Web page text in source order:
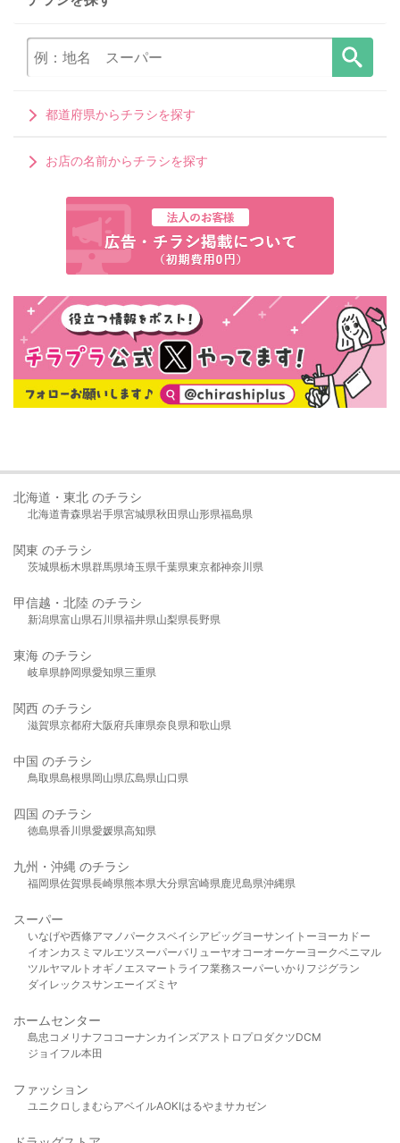
都道府県からチラシを探す
お店の名前からチラシを探す
北海道・東北 のチラシ
北海道青森県岩手県宮城県秋田県山形県福島県
関東 のチラシ
茨城県栃木県群馬県埼玉県千葉県東京都神奈川県
甲信越・北陸 のチラシ
新潟県富山県石川県福井県山梨県長野県
東海 のチラシ
岐阜県静岡県愛知県三重県
関西 のチラシ
滋賀県京都府大阪府兵庫県奈良県和歌山県
中国 のチラシ
鳥取県島根県岡山県広島県山口県
四国 のチラシ
徳島県香川県愛媛県高知県
九州・沖縄 のチラシ
福岡県佐賀県長崎県熊本県大分県宮崎県鹿児島県沖縄県
スーパー
いなげや西條アマノパークスベイシア ビッグヨーサンイトーヨーカドー
イオンカスミ マルエツスーパーバリューヤオコーオーケー ヨークベニマル
ツルヤマルト オギノ エスマート ライフ業務スーパーいかり フジグラン
ダイレックスサンエーイズミヤ
ホームセンター
島忠 コメリ ナフコ コーナンカインズアストロプロダクツDCM
ジョイフル本田
ファッション
ユニクロ しまむら アベイルAOKIはるやま サカゼン